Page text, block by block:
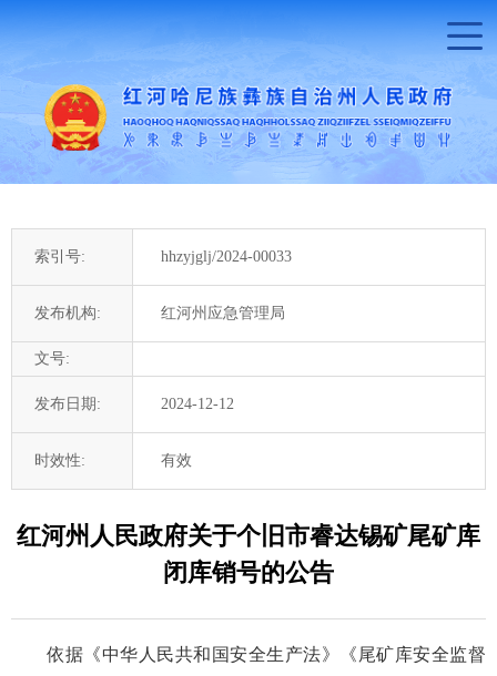
索引号: hhzyjglj/2024-00033
发布机构: 红河州应急管理局
文号:
发布日期: 2024-12-12
时效性: 有效
红河州人民政府关于个旧市睿达锡矿尾矿库
闭库销号的公告
依据《中华人民共和国安全生产法》《尾矿库安全监督